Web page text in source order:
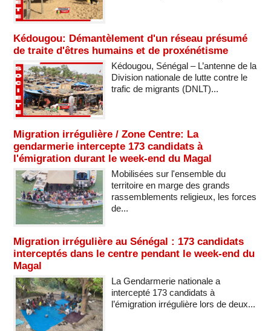
Kédougou: Démantèlement d'un réseau présumé
de traite d'êtres humains et de proxénétisme
Kédougou, Sénégal – L’antenne de la
Division nationale de lutte contre le
trafic de migrants (DNLT)...
Migration irrégulière / Zone Centre: La
gendarmerie intercepte 173 candidats à
l'émigration durant le week-end du Magal
Mobilisées sur l'ensemble du
territoire en marge des grands
rassemblements religieux, les forces
de...
Migration irrégulière au Sénégal : 173 candidats
interceptés dans le centre pendant le week-end du
Magal
La Gendarmerie nationale a
intercepté 173 candidats à
l’émigration irrégulière lors de deux...